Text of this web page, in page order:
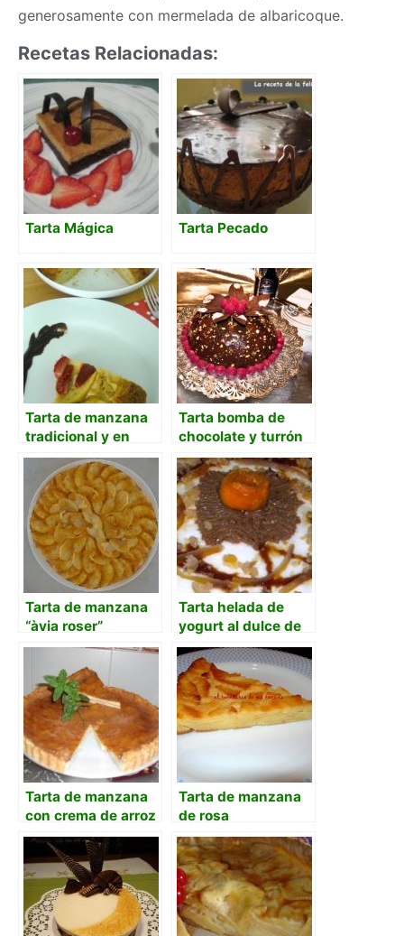
generosamente con mermelada de albaricoque.
Recetas Relacionadas:
Tarta Mágica Tarta Pecado
Tarta de manzana
tradicional y en
thermomix
Tarta bomba de
chocolate y turrón
Tarta de manzana
“àvia roser”
Tarta helada de
yogurt al dulce de
leche y naranja
Tarta de manzana
con crema de arroz
Tarta de manzana
de rosa